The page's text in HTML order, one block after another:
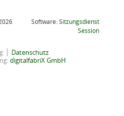
Software:Sitzungsdienst
Session(Wird in
Datenschutz
digitalfabriX GmbH